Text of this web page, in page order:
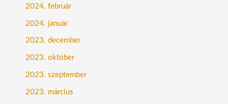
2024. február
2024. január
2023. december
2023. október
2023. szeptember
2023. március